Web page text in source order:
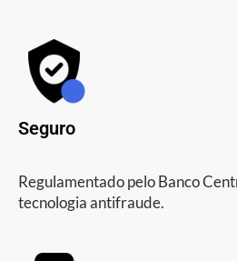
Seguro
Regulamentado pelo Banco
tecnologia antifraude.